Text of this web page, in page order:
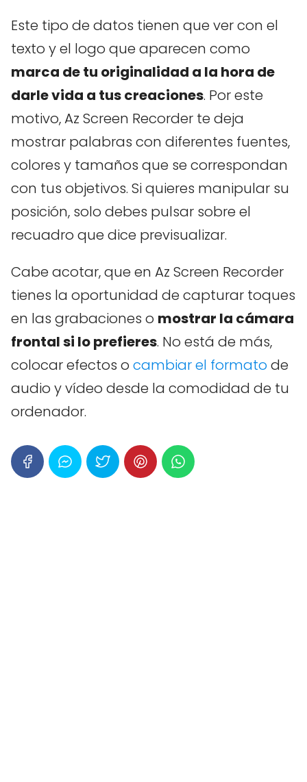
Este tipo de datos tienen que ver con el
texto y el logo que aparecen como
marca de tu originalidad a la hora de
darle vida a tus creaciones. Por este
motivo, Az Screen Recorder te deja
mostrar palabras con diferentes fuentes,
colores y tamaños que se correspondan
con tus objetivos. Si quieres manipular su
posición, solo debes pulsar sobre el
recuadro que dice previsualizar.
Cabe acotar, que en Az Screen Recorder
tienes la oportunidad de capturar toques
en las grabaciones o mostrar la cámara
frontal si lo prefieres. No está de más,
colocar efectos o cambiar el formato de
audio y vídeo desde la comodidad de tu
ordenador.